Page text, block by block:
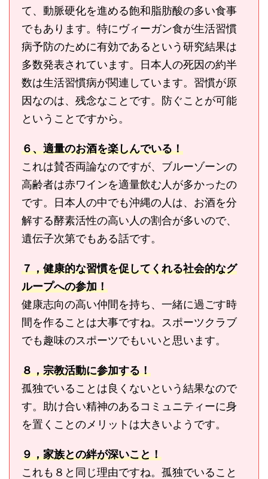
て、動脈硬化を進める飽和脂肪酸の多い食事
でもあります。特にヴィーガン食が生活習慣
病予防のために有効であるという研究結果は
多数発表されています。日本人の死因の約半
数は生活習慣病が関連しています。習慣が原
因なのは、残念なことです。防ぐことが可能
ということですから。
６、適量のお酒を楽しんでいる！
これは賛否両論なのですが、ブルーゾーンの
高齢者は赤ワインを適量飲む人が多かったの
です。日本人の中でも沖縄の人は、お酒を分
解する酵素活性の高い人の割合が多いので、
遺伝子次第でもある話です。
７，健康的な習慣を促してくれる社会的なグ
ループへの参加！
健康志向の高い仲間を持ち、一緒に過ごす時
間を作ることは大事ですね。スポーツクラブ
でも趣味のスポーツでもいいと思います。
８，宗教活動に参加する！
孤独でいることは良くないという結果なので
す。助け合い精神のあるコミュニティーに身
を置くことのメリットは大きいようです。
９，家族との絆が深いこと！
これも８と同じ理由ですね。孤独でいること